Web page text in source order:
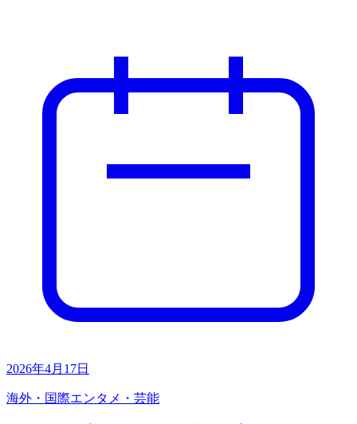
2026年4月17日
海外・国際エンタメ・芸能